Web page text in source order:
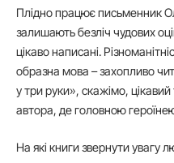
Плідно працює письменник
залишають безліч чудових
цікаво написані.
образна мова – захопливо
у три руки», скажімо,
автора, де головною
На які книги звернути увагу